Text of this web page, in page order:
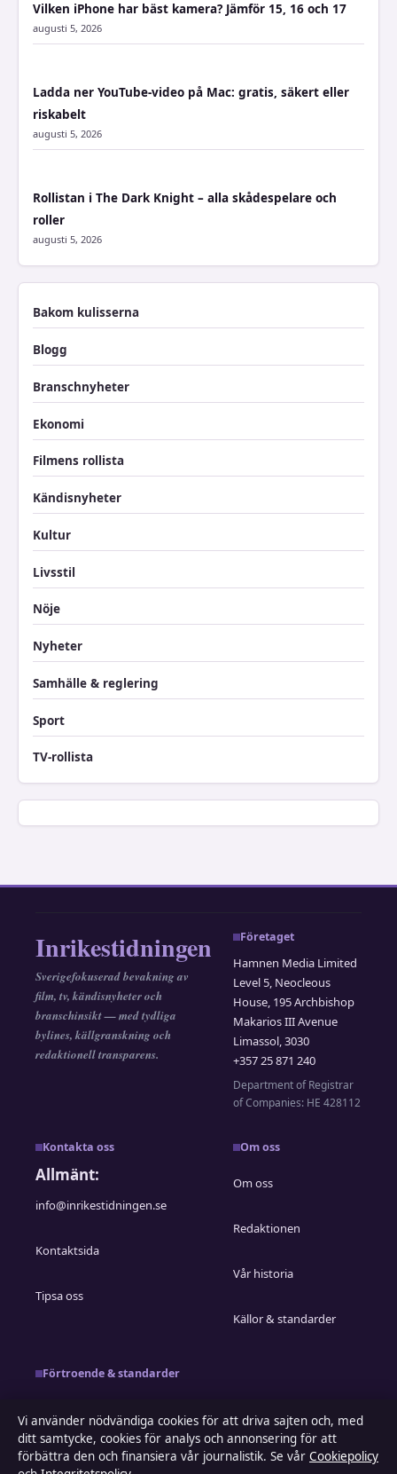
Vilken iPhone har bäst kamera? Jämför 15, 16 och 17
augusti 5, 2026
Ladda ner YouTube-video på Mac: gratis, säkert eller
riskabelt
augusti 5, 2026
Rollistan i The Dark Knight – alla skådespelare och
roller
augusti 5, 2026
Bakom kulisserna
Blogg
Branschnyheter
Ekonomi
Filmens rollista
Kändisnyheter
Kultur
Livsstil
Nöje
Nyheter
Samhälle & reglering
Sport
TV-rollista
Inrikestidningen
Sverigefokuserad bevakning av
film, tv, kändisnyheter och
branschinsikt — med tydliga
bylines, källgranskning och
redaktionell transparens.
Företaget
Hamnen Media Limited
Level 5, Neocleous
House, 195 Archbishop
Makarios III Avenue
Limassol, 3030
+357 25 871 240
Department of Registrar
of Companies: HE 428112
Kontakta oss
Allmänt:
info@inrikestidningen.se
Kontaktsida
Tipsa oss
Om oss
Om oss
Redaktionen
Vår historia
Källor & standarder
Förtroende & standarder
Rättelsepolicy
Vi använder nödvändiga cookies för att driva sajten och, med
ditt samtycke, cookies för analys och annonsering för att
förbättra den och finansiera vår journalistik. Se vår Cookiepolicy